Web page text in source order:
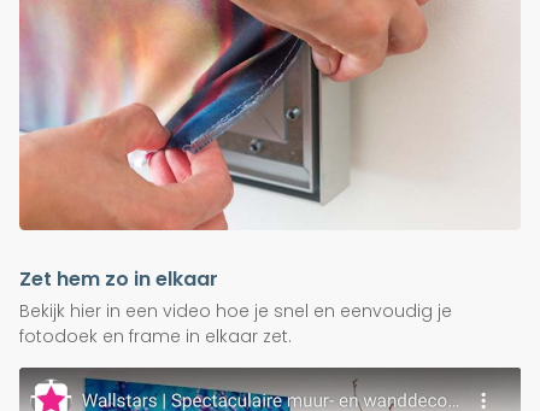
Zet hem zo in elkaar
Bekijk hier in een video hoe je snel en eenvoudig je
fotodoek en frame in elkaar zet.